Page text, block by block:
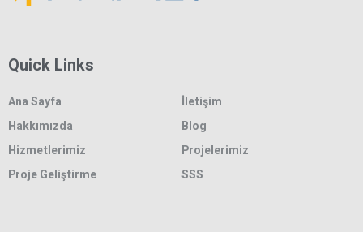
Quick Links
Ana Sayfa
İletişim
Hakkımızda
Blog
Hizmetlerimiz
Projelerimiz
Proje Geliştirme
SSS